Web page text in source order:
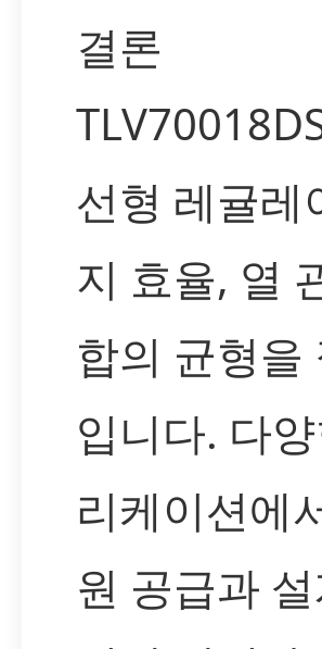
결론
선형 레귤레
지 효율, 열
합의 균형을
입니다. 다
리케이션에
원 공급과